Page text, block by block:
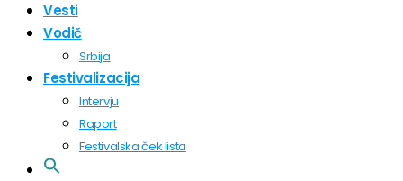
Vesti
Vodič
Srbija
Festivalizacija
Intervju
Raport
Festivalska ček lista